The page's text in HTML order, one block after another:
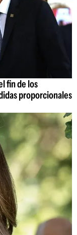
fin de los
proporcionales